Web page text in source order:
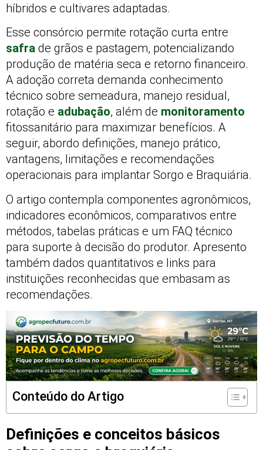
híbridos e cultivares adaptadas.
Esse consórcio permite rotação curta entre
safra de grãos e pastagem, potencializando
produção de matéria seca e retorno financeiro.
A adoção correta demanda conhecimento
técnico sobre semeadura, manejo residual,
rotação e adubação, além de monitoramento
fitossanitário para maximizar benefícios. A
seguir, abordo definições, manejo prático,
vantagens, limitações e recomendações
operacionais para implantar Sorgo e Braquiária.
O artigo contempla componentes agronômicos,
indicadores econômicos, comparativos entre
métodos, tabelas práticas e um FAQ técnico
para suporte à decisão do produtor. Apresento
também dados quantitativos e links para
instituições reconhecidas que embasam as
recomendações.
Conteúdo do Artigo
Definições e conceitos básicos